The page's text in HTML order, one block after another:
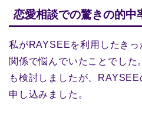
恋愛相談での驚きの的中
私がRAYSEEを利用したき
関係で悩んでいたことでした
も検討しましたが、
申し込みました。